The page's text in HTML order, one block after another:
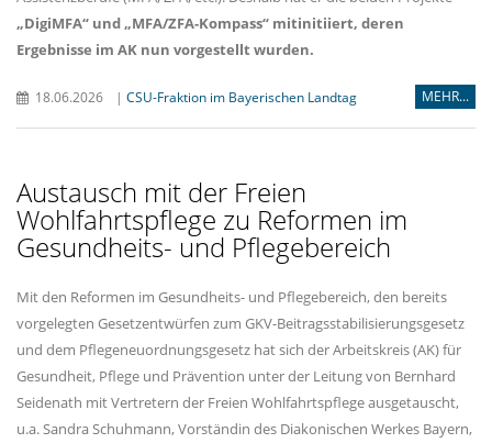
DigiMFA“ undMFA/ZFA-Kompass“ mitinitiiert, deren
Ergebnisse im AK nun vorgestellt wurden.
18.06.2026 | CSU-Fraktion im Bayerischen Landtag MEHR...
Austausch mit der Freien
Wohlfahrtspflege zu Reformen im
Gesundheits- und Pflegebereich
Mit den Reformen im Gesundheits- und Pflegebereich, den bereits
vorgelegten Gesetzentwürfen zum GKV-Beitragsstabilisierungsgesetz
und dem Pflegeneuordnungsgesetz hat sich der Arbeitskreis (AK) für
Gesundheit, Pflege und Prävention unter der Leitung von Bernhard
Seidenath mit Vertretern der Freien Wohlfahrtspflege ausgetauscht,
u.a. Sandra Schuhmann, Vorständin des Diakonischen Werkes Bayern,